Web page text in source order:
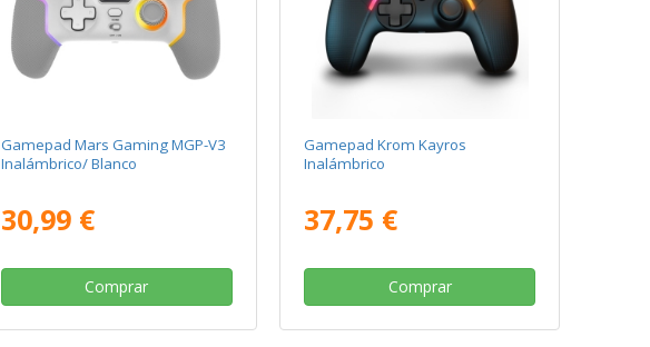
Gamepad Mars Gaming MGP-V3
Inalámbrico/ Blanco
30,99 €
Comprar
Gamepad Krom Kayros
Inalámbrico
37,75 €
Comprar